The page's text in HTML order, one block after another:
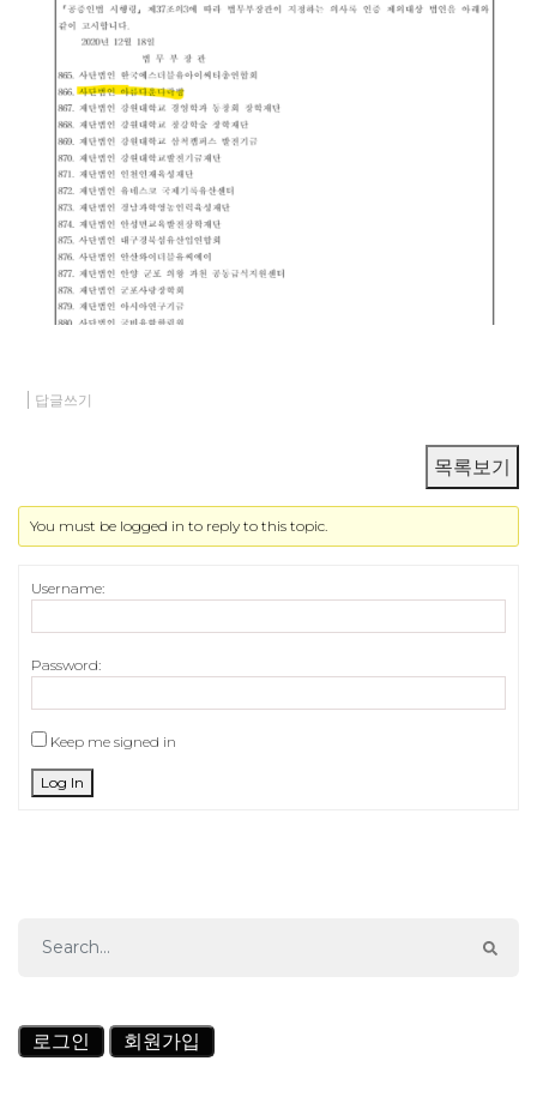
답글쓰기
목록보기
You must be logged in to reply to this topic.
Username:
Password:
Keep me signed in
Log In
로그인 회원가입